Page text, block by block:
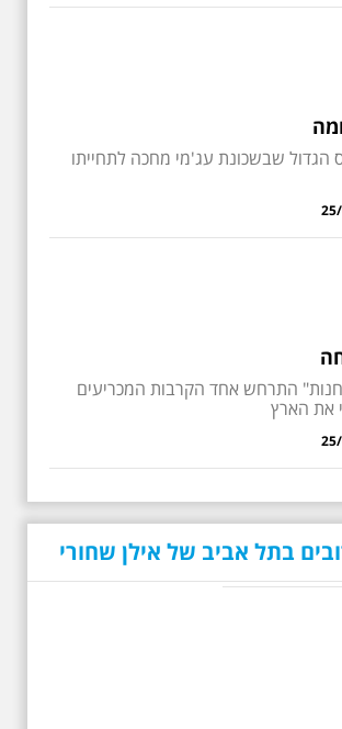
הגדול שבשכונת עג'מי מחכה לתחייתו
התרחש אחד הקרבות המכריעים
את הארץ
בתל אביב של אילן שחורי